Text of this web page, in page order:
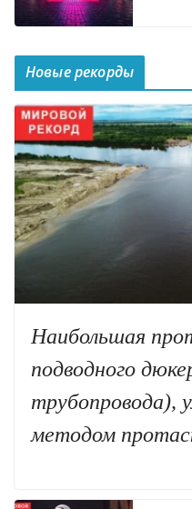
Новые рекорды
Наибольшая
подводного
трубопровода),
методом